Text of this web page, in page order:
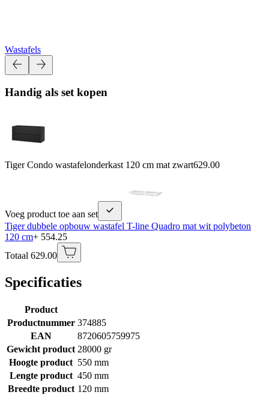
Wastafels
Handig als set kopen
Tiger Condo wastafelonderkast 120 cm mat zwart629.00
Voeg product toe aan set
Tiger dubbele opbouw wastafel T-line Quadro mat wit polybeton
120 cm+ 554.25
Totaal 629.00
Specificaties
Product
Productnummer 374885
EAN
8720605759975
Gewicht product 28000 gr
Hoogte product 550 mm
Lengte product 450 mm
Breedte product 120 mm